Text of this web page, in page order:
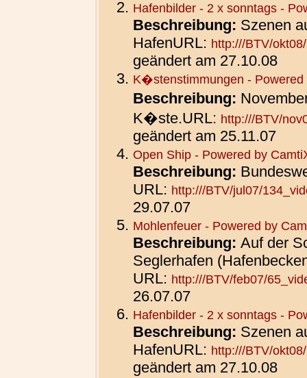
Hafenbilder - 2 x sonntags -
Beschreibung: Szenen
HafenURL: http:///BTV/
geändert am 27.10.08
K�stenstimmungen - Powered
Beschreibung:
K�ste.URL: http:///BTV/
geändert am 25.11.07
Open Ship - Powered by
Beschreibung:
URL: http:///BTV/jul07/
29.07.07
Mohlenfeuer - Powered by
Beschreibung: Auf der
Seglerhafen
URL: http:///BTV/feb07/
26.07.07
Hafenbilder - 2 x sonntags -
Beschreibung: Szenen
HafenURL: http:///BTV/
geändert am 27.10.08